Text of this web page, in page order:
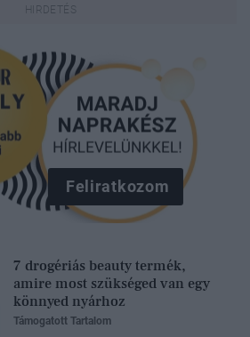
Feliratkozom
7 drogériás beauty termék,
amire most szükséged van egy
könnyed nyárhoz
Támogatott Tartalom